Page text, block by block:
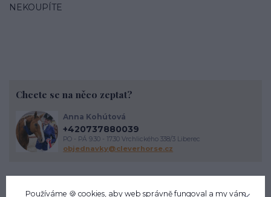
NEKOUPÍTE
Chcete se na něco zeptat?
Anna Kohútová
+420737880039
PO - PÁ 9.30 - 17.30 Vrchlického 338/3 Liberec
objednavky@cleverhorse.cz
Používáme 🍪 cookies, aby web správně fungoval a my vám